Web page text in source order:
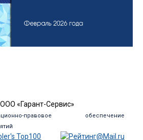
«Гарант-Сервис»
правовое обеспечение